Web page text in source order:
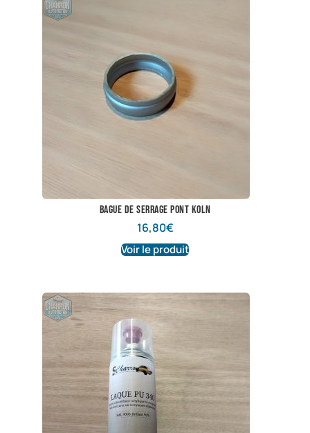
bague de serrage pont koln
16,80€
Voir le produit